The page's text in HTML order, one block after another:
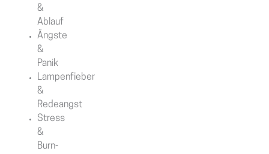
&
Ablauf
Ängste
&
Panik
Lampenfieber
&
Redeangst
Stress
&
Burn-